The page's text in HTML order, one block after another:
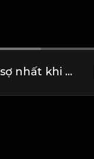
3 Điều sợ nhất khi về già! & Đạo